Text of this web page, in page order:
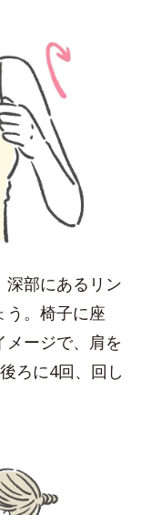
深部にあるリン
う。椅子に座
メージで、肩を
ろに4回、回し